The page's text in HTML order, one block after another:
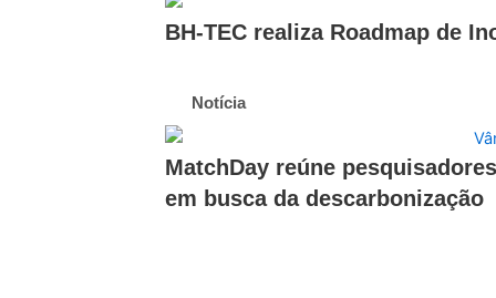
BH-TEC realiza Roadmap de
Notícia
MatchDay reúne
em busca da descarbonização